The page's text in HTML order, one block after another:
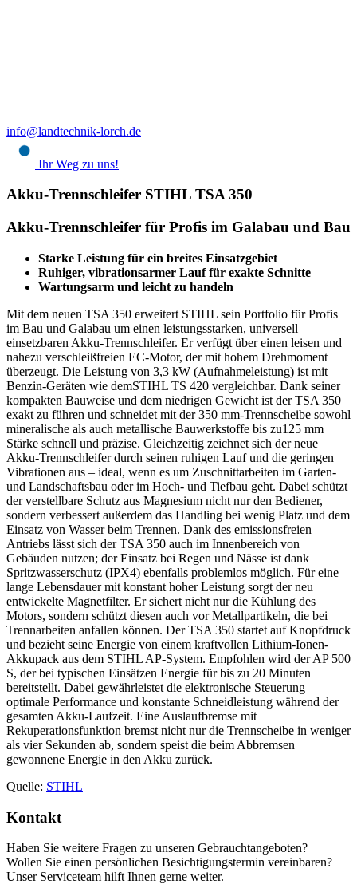
info@landtechnik-lorch.de
Ihr Weg zu uns!
Akku-Trennschleifer STIHL TSA 350
Akku-Trennschleifer für Profis im Galabau und Bau
Starke Leistung für ein breites Einsatzgebiet
Ruhiger, vibrationsarmer Lauf für exakte Schnitte
Wartungsarm und leicht zu handeln
Mit dem neuen TSA 350 erweitert STIHL sein Portfolio für Profis
im Bau und Galabau um einen leistungsstarken, universell
einsetzbaren Akku-Trennschleifer. Er verfügt über einen leisen und
nahezu verschleißfreien EC-Motor, der mit hohem Drehmoment
überzeugt. Die Leistung von 3,3 kW (Aufnahmeleistung) ist mit
Benzin-Geräten wie demSTIHL TS 420 vergleichbar. Dank seiner
kompakten Bauweise und dem niedrigen Gewicht ist der TSA 350
exakt zu führen und schneidet mit der 350 mm-Trennscheibe sowohl
mineralische als auch metallische Bauwerkstoffe bis zu125 mm
Stärke schnell und präzise. Gleichzeitig zeichnet sich der neue
Akku-Trennschleifer durch seinen ruhigen Lauf und die geringen
Vibrationen aus – ideal, wenn es um Zuschnittarbeiten im Garten-
und Landschaftsbau oder im Hoch- und Tiefbau geht. Dabei schützt
der verstellbare Schutz aus Magnesium nicht nur den Bediener,
sondern verbessert außerdem das Handling bei wenig Platz und dem
Einsatz von Wasser beim Trennen. Dank des emissionsfreien
Antriebs lässt sich der TSA 350 auch im Innenbereich von
Gebäuden nutzen; der Einsatz bei Regen und Nässe ist dank
Spritzwasserschutz (IPX4) ebenfalls problemlos möglich. Für eine
lange Lebensdauer mit konstant hoher Leistung sorgt der neu
entwickelte Magnetfilter. Er sichert nicht nur die Kühlung des
Motors, sondern schützt diesen auch vor Metallpartikeln, die bei
Trennarbeiten anfallen können. Der TSA 350 startet auf Knopfdruck
und bezieht seine Energie von einem kraftvollen Lithium-Ionen-
Akkupack aus dem STIHL AP-System. Empfohlen wird der AP 500
S, der bei typischen Einsätzen Energie für bis zu 20 Minuten
bereitstellt. Dabei gewährleistet die elektronische Steuerung
optimale Performance und konstante Schneidleistung während der
gesamten Akku-Laufzeit. Eine Auslaufbremse mit
Rekuperationsfunktion bremst nicht nur die Trennscheibe in weniger
als vier Sekunden ab, sondern speist die beim Abbremsen
gewonnene Energie in den Akku zurück.
Quelle: STIHL
Kontakt
Haben Sie weitere Fragen zu unseren Gebrauchtangeboten?
Wollen Sie einen persönlichen Besichtigungstermin vereinbaren?
Unser Serviceteam hilft Ihnen gerne weiter.